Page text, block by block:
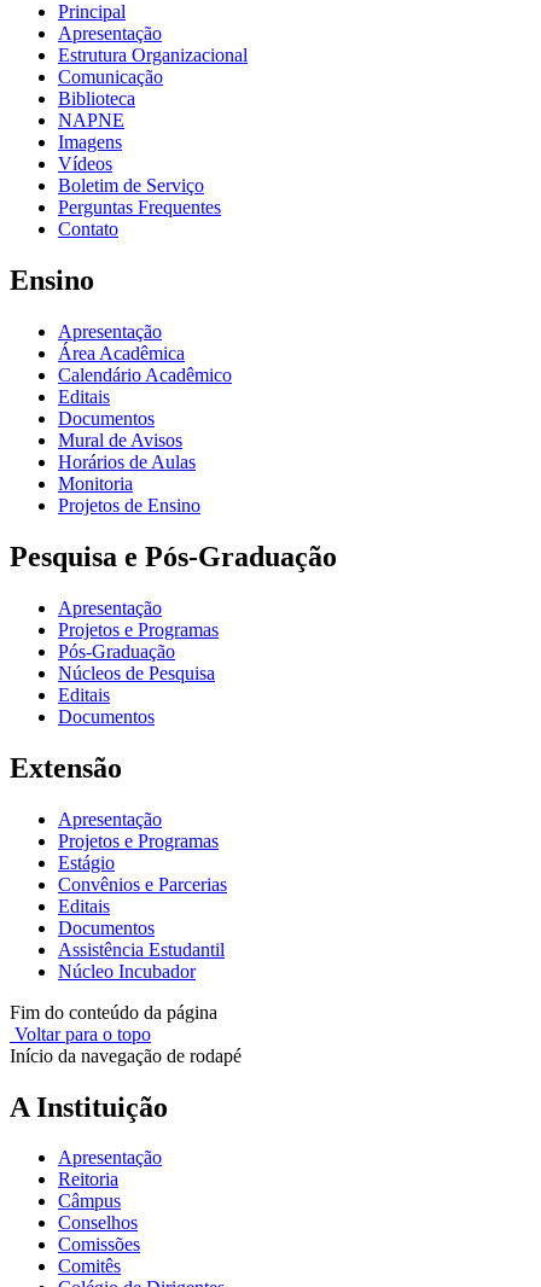
Principal
Apresentação
Estrutura Organizacional
Comunicação
Biblioteca
NAPNE
Imagens
Vídeos
Boletim de Serviço
Perguntas Frequentes
Contato
Ensino
Apresentação
Área Acadêmica
Calendário Acadêmico
Editais
Documentos
Mural de Avisos
Horários de Aulas
Monitoria
Projetos de Ensino
Pesquisa e Pós-Graduação
Apresentação
Projetos e Programas
Pós-Graduação
Núcleos de Pesquisa
Editais
Documentos
Extensão
Apresentação
Projetos e Programas
Estágio
Convênios e Parcerias
Editais
Documentos
Assistência Estudantil
Núcleo Incubador
Fim do conteúdo da página
Voltar para o topo
Início da navegação de rodapé
A Instituição
Apresentação
Reitoria
Câmpus
Conselhos
Comissões
Comitês